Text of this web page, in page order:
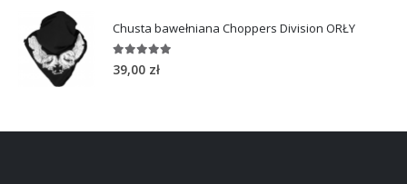
Chusta bawełniana Choppers Division ORŁY
5.00out of 5
39,00 zł